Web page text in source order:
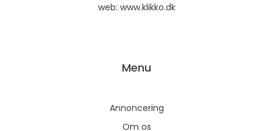
web: www.klikko.dk
Menu
Annoncering
Om os